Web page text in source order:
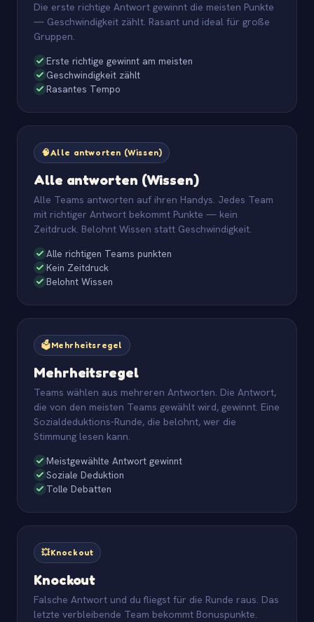
Die erste richtige Antwort gewinnt die meisten Punkte
— Geschwindigkeit zählt. Rasant und ideal für große
Gruppen.
Erste richtige gewinnt am meisten
Geschwindigkeit zählt
Rasantes Tempo
🧠Alle antworten (Wissen)
Alle antworten (Wissen)
Alle Teams antworten auf ihren Handys. Jedes Team
mit richtiger Antwort bekommt Punkte — kein
Zeitdruck. Belohnt Wissen statt Geschwindigkeit.
Alle richtigen Teams punkten
Kein Zeitdruck
Belohnt Wissen
🗳️Mehrheitsregel
Mehrheitsregel
Teams wählen aus mehreren Antworten. Die Antwort,
die von den meisten Teams gewählt wird, gewinnt. Eine
Sozialdeduktions-Runde, die belohnt, wer die
Stimmung lesen kann.
Meistgewählte Antwort gewinnt
Soziale Deduktion
Tolle Debatten
💥Knockout
Knockout
Falsche Antwort und du fliegst für die Runde raus. Das
letzte verbleibende Team bekommt Bonuspunkte.